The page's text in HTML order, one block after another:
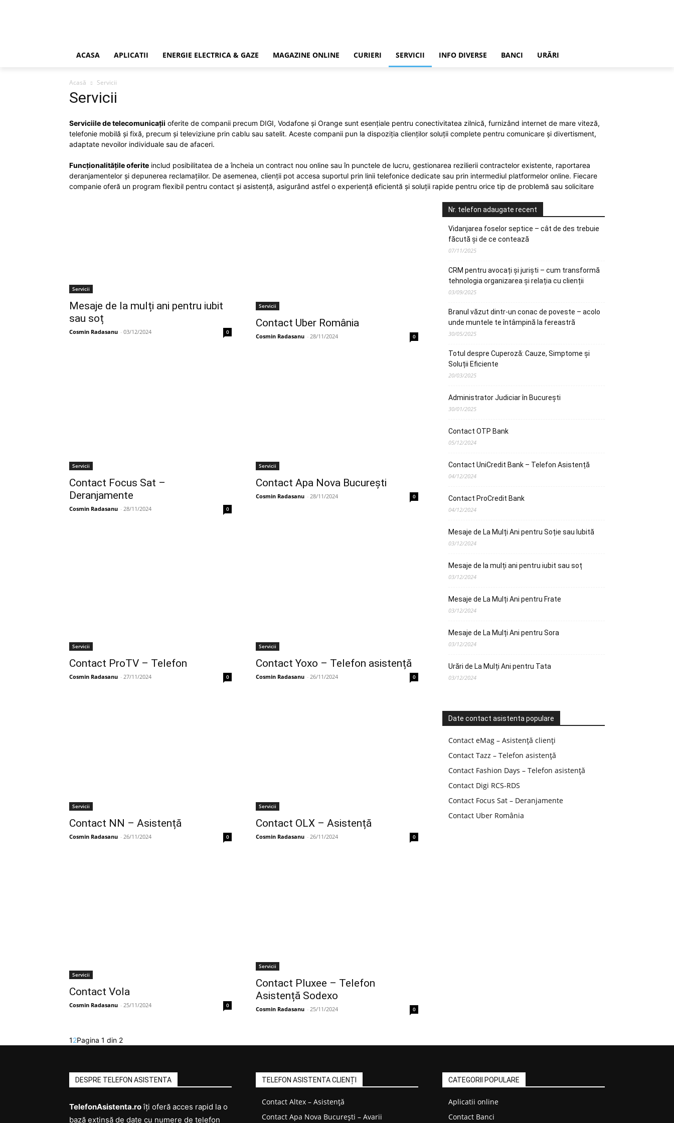
ACASA APLICATII ENERGIE ELECTRICA & GAZE MAGAZINE ONLINE CURIERI SERVICII INFO DIVERSE BANCI URĂRI
Acasă Servicii
Servicii
Serviciile de telecomunicații oferite de companii precum DIGI, Vodafone și Orange sunt esențiale pentru conectivitatea zilnică, furnizând internet de mare viteză,
telefonie mobilă și fixă, precum și televiziune prin cablu sau satelit. Aceste companii pun la dispoziția clienților soluții complete pentru comunicare și divertisment,
adaptate nevoilor individuale sau de afaceri.
Funcționalitățile oferite includ posibilitatea de a încheia un contract nou online sau în punctele de lucru, gestionarea rezilierii contractelor existente, raportarea
deranjamentelor și depunerea reclamațiilor. De asemenea, clienții pot accesa suportul prin linii telefonice dedicate sau prin intermediul platformelor online. Fiecare
companie oferă un program flexibil pentru contact și asistență, asigurând astfel o experiență eficientă și soluții rapide pentru orice tip de problemă sau solicitare
Servicii
Mesaje de la mulți ani pentru iubit
sau soț
Cosmin Radasanu - 03/12/2024 0
Servicii
Contact Uber România
Cosmin Radasanu - 28/11/2024 0
Servicii
Contact Focus Sat –
Deranjamente
Cosmin Radasanu - 28/11/2024 0
Servicii
Contact Apa Nova București
Cosmin Radasanu - 28/11/2024 0
Servicii
Contact ProTV – Telefon
Cosmin Radasanu - 27/11/2024 0
Servicii
Contact Yoxo – Telefon asistență
Cosmin Radasanu - 26/11/2024 0
Servicii
Contact NN – Asistență
Cosmin Radasanu - 26/11/2024 0
Servicii
Contact OLX – Asistență
Cosmin Radasanu - 26/11/2024 0
Servicii
Contact Vola
Cosmin Radasanu - 25/11/2024 0
Servicii
Contact Pluxee – Telefon
Asistență Sodexo
Cosmin Radasanu - 25/11/2024 0
12Pagina 1 din 2
Nr. telefon adaugate recent
Vidanjarea foselor septice – cât de des trebuie
făcută și de ce contează
07/11/2025
CRM pentru avocați și juriști – cum transformă
tehnologia organizarea și relația cu clienții
03/09/2025
Branul văzut dintr-un conac de poveste – acolo
unde muntele te întâmpină la fereastră
30/05/2025
Totul despre Cuperoză: Cauze, Simptome și
Soluții Eficiente
20/03/2025
Administrator Judiciar în București
30/01/2025
Contact OTP Bank
05/12/2024
Contact UniCredit Bank – Telefon Asistență
04/12/2024
Contact ProCredit Bank
04/12/2024
Mesaje de La Mulți Ani pentru Soție sau Iubită
03/12/2024
Mesaje de la mulți ani pentru iubit sau soț
03/12/2024
Mesaje de La Mulți Ani pentru Frate
03/12/2024
Mesaje de La Mulți Ani pentru Sora
03/12/2024
Urări de La Mulți Ani pentru Tata
03/12/2024
Date contact asistenta populare
Contact eMag – Asistență clienți
Contact Tazz – Telefon asistență
Contact Fashion Days – Telefon asistență
Contact Digi RCS-RDS
Contact Focus Sat – Deranjamente
Contact Uber România
DESPRE TELEFON ASISTENTA
TelefonAsistenta.roîți oferă acces rapid la o
bază extinsă de date cu numere de telefon
TELEFON ASISTENTA CLIENȚI
Contact Altex – Asistență
Contact Apa Nova București – Avarii
CATEGORII POPULARE
Aplicatii online
Contact Banci